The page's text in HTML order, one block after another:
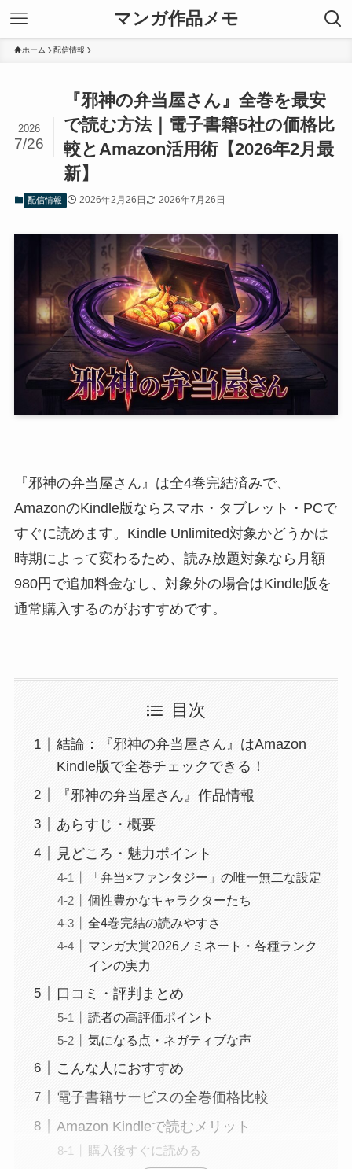
マンガ作品メモ
ホーム 配信情報
『邪神の弁当屋さん』全巻を最安
で読む方法｜電子書籍5社の価格比
較とAmazon活用術【2026年2月最
新】
2026
7/26
配信情報 2026年2月26日 2026年7月26日
『邪神の弁当屋さん』は全4巻完結済みで、
AmazonのKindle版ならスマホ・タブレット・PCで
すぐに読めます。Kindle Unlimited対象かどうかは
時期によって変わるため、読み放題対象なら月額
980円で追加料金なし、対象外の場合はKindle版を
通常購入するのがおすすめです。
目次
結論：『邪神の弁当屋さん』はAmazon
Kindle版で全巻チェックできる！
『邪神の弁当屋さん』作品情報
あらすじ・概要
見どころ・魅力ポイント
「弁当×ファンタジー」の唯一無二な設定
個性豊かなキャラクターたち
全4巻完結の読みやすさ
マンガ大賞2026ノミネート・各種ランク
インの実力
口コミ・評判まとめ
読者の高評価ポイント
気になる点・ネガティブな声
こんな人におすすめ
電子書籍サービスの全巻価格比較
Amazon Kindleで読むメリット
購入後すぐに読める